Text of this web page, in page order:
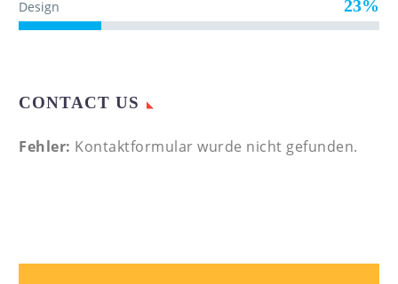
Design 23%
CONTACT US
Fehler: Kontaktformular wurde nicht gefunden.